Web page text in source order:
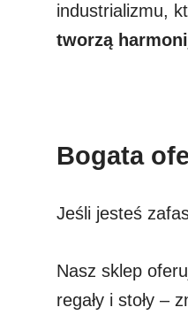
industrializmu,
tworzą
Bogata
Jeśli jesteś
Nasz sklep
regały i stoły –